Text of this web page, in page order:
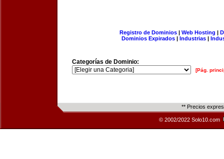
Registro de Dominios| Web Hosting |
Dominios Expirados | Industrias |
Categorías de Dominio:
[Pág.
** Precios
© 2002/2022 Solo10.com